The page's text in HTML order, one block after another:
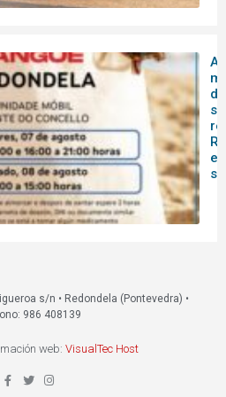
A
s/n • Redondela (Pontevedra) •
986 408139
web: VisualTec Host